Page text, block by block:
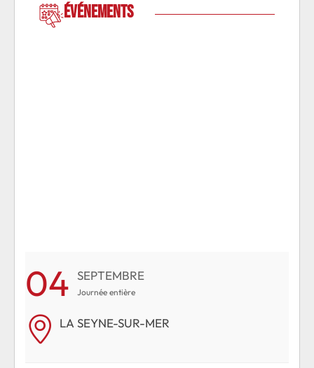
Événements
04 SEPTEMBRE
Journée entière
LA SEYNE-SUR-MER